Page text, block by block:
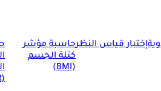
إختبار قياس النظرحاسبة مؤشر
كتلة الجسم
(BMI)
(BMR)